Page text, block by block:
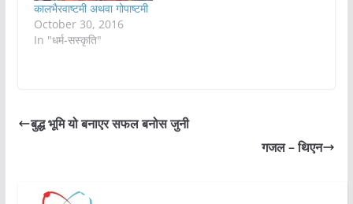
कालभैरवाष्टमी अथवा गोपाष्टमी
October 30, 2016
In "धर्म-सस्कृति"
बुद्ध भूमि यो बनाएर सफल बनोस जुनी
गजल – थिएन